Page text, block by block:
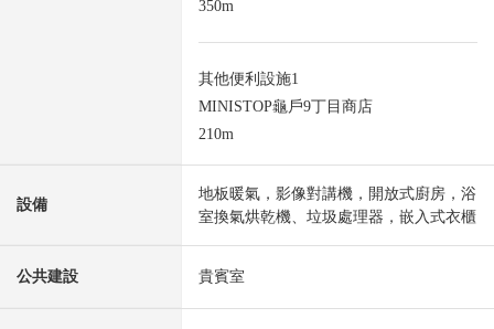
350m
其他便利設施1
MINISTOP龜戶9丁目商店
210m
設備
地板暖氣，影像對講機，開放式廚房，浴
室換氣烘乾機、垃圾處理器，嵌入式衣櫃
公共建設 貴賓室